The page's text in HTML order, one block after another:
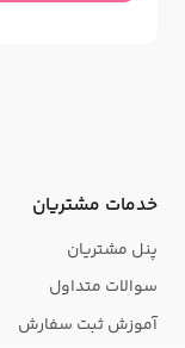
خدمات مشتریان
پنل مشتریان
سوالات متداول
آموزش ثبت سفارش